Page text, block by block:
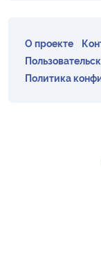
О проекте
Политика